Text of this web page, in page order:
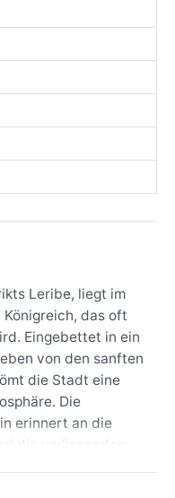
Leribe, liegt im
das oft
Eingebettet in ein
von den sanften
die Stadt eine
Die
erinnert an die
die umliegenden